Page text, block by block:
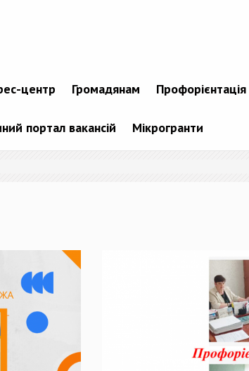
центр Громадянам Профорієнтація
портал вакансій Мікрогранти